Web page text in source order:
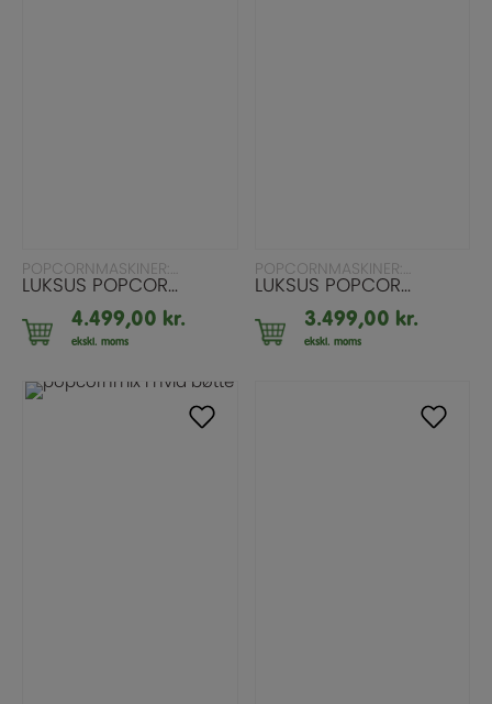
POPCORNMASKINER: ALLE MODELLER
LUKSUS POPCORNMASKINE MED VOGN RØD/GULD 8OZ
4.499,00 kr.
ekskl. moms
POPCORNMASKINER: ALLE MODELLER
LUKSUS POPCORNMASKINE GULD/RØD – 8OZ
3.499,00 kr.
ekskl. moms